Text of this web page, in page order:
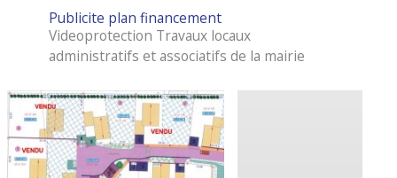
Publicite plan financement
Videoprotection Travaux locaux
administratifs et associatifs de la mairie